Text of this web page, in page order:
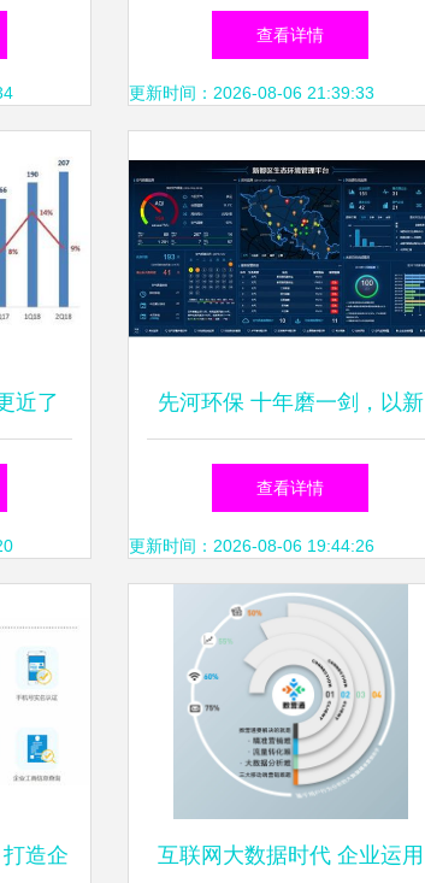
务全 据服务如何驱动行业创新
查看详情
更新时间：2026-08-06 21:39:33
近了
据服
先河环保 十年磨一剑，以新
基建东风引领环保产业数字化
未来
查看详情
更新时间：2026-08-06 19:44:26
造企 互联网大数据时代 企业运用